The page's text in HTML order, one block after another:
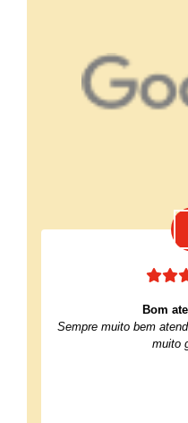
Bom
Sempre muito bem
muito